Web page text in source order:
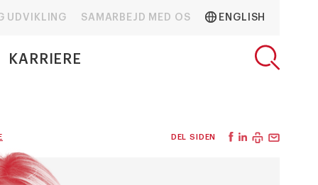
UDVIKLING SAMARBEJD MED OS ENGLISH
KARRIERE
DEL SIDEN